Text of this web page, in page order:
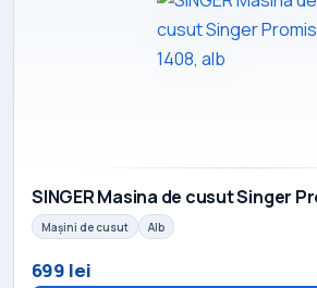
SINGER Masina de cusut Singer
Mașini de cusut Alb
699 lei